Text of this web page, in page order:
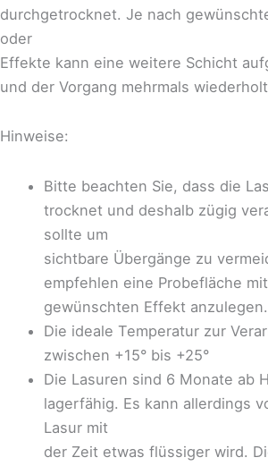
durchgetrocknet. Je nach
oder
Effekte kann eine weitere Schicht
und der Vorgang mehrmals
Hinweise:
Bitte beachten Sie, dass die
trocknet und deshalb zügig
sollte um
sichtbare Übergänge zu
empfehlen eine Probefläche
gewünschten Effekt anzulegen.
Die ideale Temperatur zur
zwischen +15° bis +25°
Die Lasuren sind 6 Monate ab
lagerfähig. Es kann allerdings
Lasur mit
der Zeit etwas flüssiger wird.